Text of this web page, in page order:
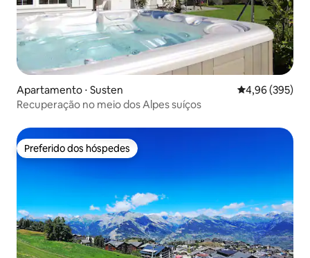
Apartamento ⋅ Susten 4,96 de uma
4,96 (395)
Recuperação no meio dos Alpes suíços
Preferido dos hóspedes
Preferido dos hóspedes